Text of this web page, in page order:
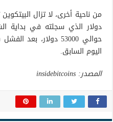
دولار الذي سجلته في بداية
اليوم السابق.
المصدر: insidebitcoins